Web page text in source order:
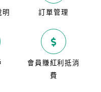
明 訂單管理
會員賺紅利抵消
費